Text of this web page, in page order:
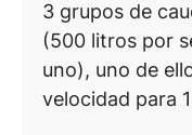
3 grupos de
(500 litros por
uno), uno de
velocidad para